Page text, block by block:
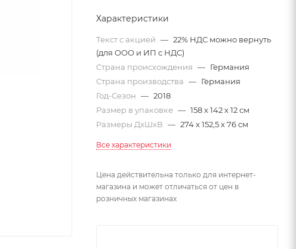
Характеристики
Текст с акцией — 22% НДС можно вернуть
(для ООО и ИП с НДС)
Страна происхождения — Германия
Страна производства — Германия
Год-Сезон — 2018
Размер в упаковке — 158 х 142 х 12 см
Размеры ДхШхВ — 274 х 152,5 х 76 см
Все характеристики
Цена действительна только для интернет-
магазина и может отличаться от цен в
розничных магазинах